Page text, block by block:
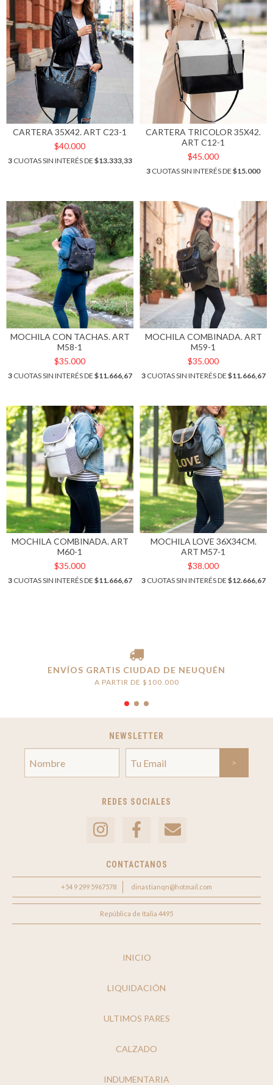
CARTERA 35X42. ART C23-1
$40.000
3CUOTAS SIN INTERÉS DE $13.333,33
CARTERA TRICOLOR 35X42.
ART C12-1
$45.000
3 CUOTAS SIN INTERÉS DE $15.000
MOCHILA CON TACHAS. ART
M58-1
$35.000
3CUOTAS SIN INTERÉS DE $11.666,67
MOCHILA COMBINADA. ART
M59-1
$35.000
3CUOTAS SIN INTERÉS DE $11.666,67
MOCHILA COMBINADA. ART
M60-1
$35.000
3CUOTAS SIN INTERÉS DE $11.666,67
MOCHILA LOVE 36X34CM.
ART M57-1
$38.000
3CUOTAS SIN INTERÉS DE $12.666,67
ENVÍOS GRATIS CIUDAD DE NEUQUÉN
A PARTIR DE $100.000
NEWSLETTER
REDES SOCIALES
CONTACTANOS
+54 9 299 5967578 dinastianqn@hotmail.com
República de Italia 4495
INICIO
LIQUIDACIÓN
ULTIMOS PARES
CALZADO
INDUMENTARIA